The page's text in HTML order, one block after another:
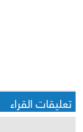
تعليقات القراء